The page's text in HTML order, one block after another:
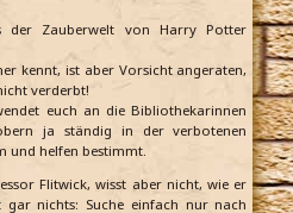
werden!
Zauberwelt von Harry Potter
kennt, ist aber Vorsicht angeraten,
verderbt!
euch an die Bibliothekarinnen
ja ständig in der verbotenen
und helfen bestimmt.
Flitwick, wisst aber nicht, wie er
gar nichts: Suche einfach nur nach